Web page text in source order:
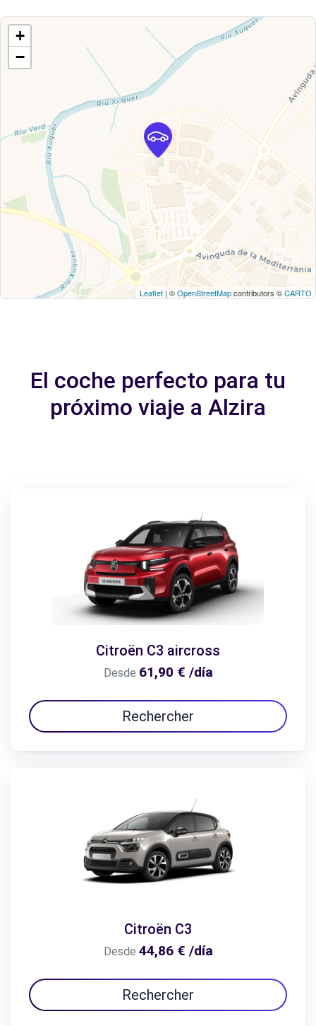
+
−
Leaflet | ©OpenStreetMapcontributors ©CARTO
El coche perfecto para tu
próximo viaje a Alzira
Citroën C3 aircross
Desde 61,90 € /día
Rechercher
Citroën C3
Desde 44,86 € /día
Rechercher